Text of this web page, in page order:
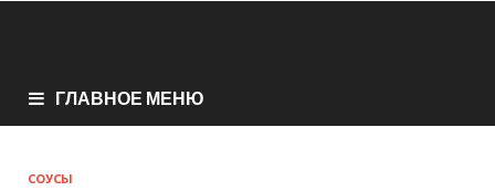
ГЛАВНОЕ МЕНЮ
СОУСЫ